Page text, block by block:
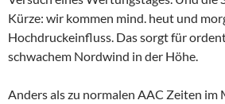
Kürze: wir kommen mind. heut und
Hochdruckeinfluss. Das sorgt für
schwachem Nordwind in der Höhe.
Anders als zu normalen AAC Zeiten im